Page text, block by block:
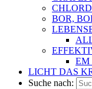
BOR,
EM
LICHT DAS
Suche nach: